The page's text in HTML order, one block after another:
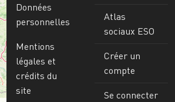
Données
personnelles
Mentions
légales et
crédits du
site
Atlas
sociaux ESO
Créer un
compte
Se connecter